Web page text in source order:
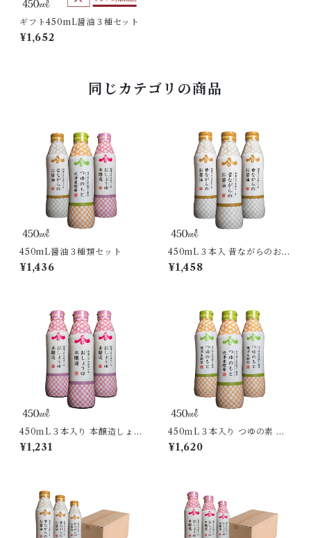
ギフト450mL醤油３種セット
¥1,652
同じカテゴリの商品
450mL醤油３種類セット
¥1,436
450mL３本入 昔ながらのお醤
油 密封ボトル
¥1,458
450ｍL３本入り 本醸造しょう
ゆ 密封ボトル
¥1,231
450ｍL３本入り つゆの素 密
封ボトル
¥1,620